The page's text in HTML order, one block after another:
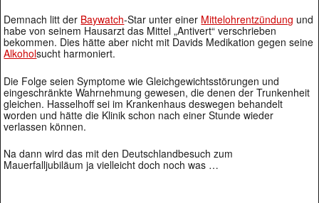
Demnach litt der Baywatch-Star unter einer Mittelohrentzündung und
habe von seinem Hausarzt das Mittel „Antivert“ verschrieben
bekommen. Dies hätte aber nicht mit Davids Medikation gegen seine
Alkoholsucht harmoniert.
Die Folge seien Symptome wie Gleichgewichtsstörungen und
eingeschränkte Wahrnehmung gewesen, die denen der Trunkenheit
gleichen. Hasselhoff sei im Krankenhaus deswegen behandelt
worden und hätte die Klinik schon nach einer Stunde wieder
verlassen können.
Na dann wird das mit den Deutschlandbesuch zum
Mauerfalljubiläum ja vielleicht doch noch was …